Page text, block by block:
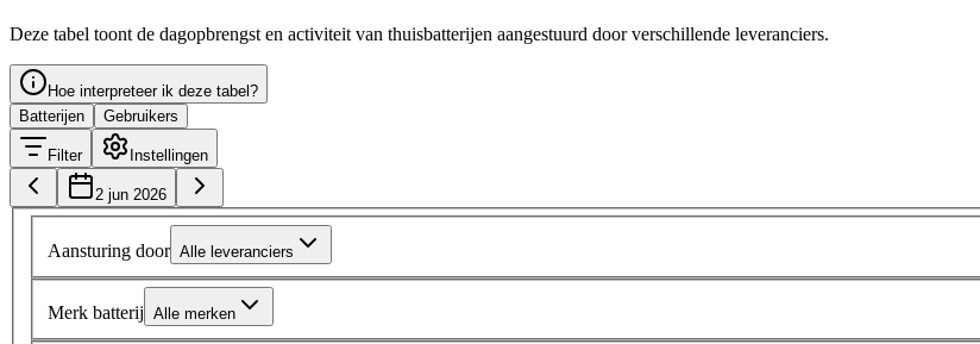
Deze tabel toont de dagopbrengst en activiteit van thuisbatterijen aangestuurd door verschillende leveranciers.
Hoe interpreteer ik deze tabel?
Batterijen
Gebruikers
Filter Instellingen
2 jun 2026
Aansturing door Alle leveranciers
Merk batterij Alle merken